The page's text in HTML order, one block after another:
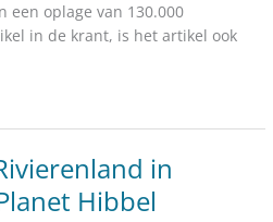
een oplage van 130.000
in de krant, is het artikel ook
in
Hibbel